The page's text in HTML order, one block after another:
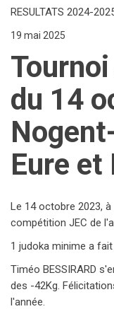
RESULTATS 2024-
19 mai 2025
du 14
Eure et
Le 14 octobre 2023,
compétition JEC de
1 judoka minime a
Timéo BESSIRARD
des -42Kg.
l'année.